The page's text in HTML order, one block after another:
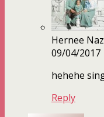
Hernee
09/04/2017
hehehe
Reply